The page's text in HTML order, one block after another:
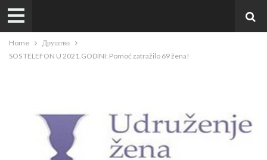
Home
Друштво
SOS TELEFON U 2021.GODINI: Pomoć zatražilo 69 žena!